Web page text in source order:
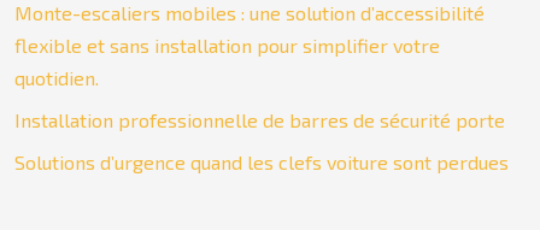
Monte-escaliers mobiles : une solution d’accessibilité
flexible et sans installation pour simplifier votre
quotidien.
Installation professionnelle de barres de sécurité porte
Solutions d’urgence quand les clefs voiture sont perdues